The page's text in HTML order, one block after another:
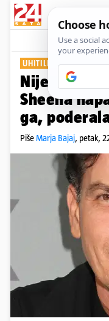
UHITILI SU JE
Nije joj to
Sheena
ga,
PišeMarja Bajaj, petak,